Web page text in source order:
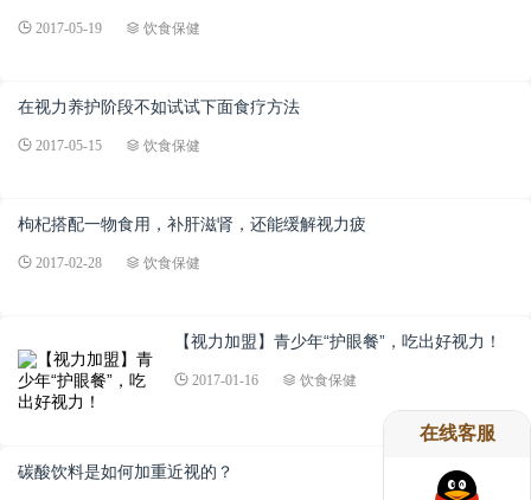
2017-05-19 饮食保健
在视力养护阶段不如试试下面食疗方法
2017-05-15 饮食保健
枸杞搭配一物食用，补肝滋肾，还能缓解视力疲
2017-02-28 饮食保健
【视力加盟】青少年“护眼餐”，吃出好视力！
2017-01-16 饮食保健
碳酸饮料是如何加重近视的？
在线客服